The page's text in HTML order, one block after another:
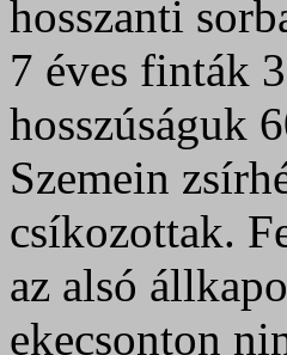
hosszanti
7 éves finták
hosszúságuk
Szemein
csíkozottak.
az alsó
ekecsonton